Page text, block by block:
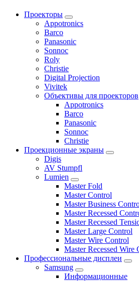
Проекторы
Appotronics
Barco
Panasonic
Sonnoc
Roly
Christie
Digital Projection
Vivitek
Объективы для проекторов
Appotronics
Barco
Panasonic
Sonnoc
Сhristie
Проекционные экраны
Digis
AV Stumpfl
Lumien
Master Fold
Master Control
Master Business
Master Recessed
Master Recessed
Master Large Control
Master Wire Control
Master Recessed Wire
Профессиональные дисплеи
Samsung
Информационные